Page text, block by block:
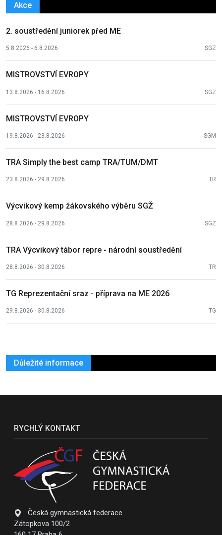
Akce
2. soustředění juniorek před ME
5.8.2026 - 6.8.2026 SGZ
MISTROVSTVÍ EVROPY
13.8.2026 - 16.8.2026 SGZ
MISTROVSTVÍ EVROPY
19.8.2026 - 23.8.2026 SGM
TRA Simply the best camp TRA/TUM/DMT
23.8.2026 - 29.8.2026 TR
Výcvikový kemp žákovského výběru SGŽ
28.8.2026 - 29.8.2026 SGZ
TRA Výcvikový tábor repre - národní soustředění
28.8.2026 - 30.8.2026 TR
TG Reprezentační sraz - příprava na ME 2026
29.8.2026 - 30.8.2026 TG
Důležité informace
RYCHLÝ KONTAKT
Česká gymnastická federace
Zátopkova 100/2